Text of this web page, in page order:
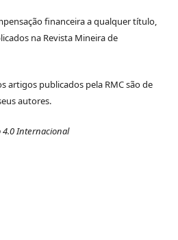
financeira a qualquer título,
na Revista Mineira de
artigos publicados pela RMC são de
autores.
4.0 Internacional